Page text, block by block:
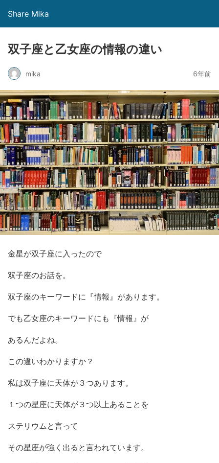
Share Mika
双子座と乙女座の情報の違い
mika 6年前
金星が双子座に入ったので
双子座のお話を。
双子座のキーワードに『情報』があります。
でも乙女座のキーワードにも『情報』が
あるんだよね。
この違いわかりますか？
私は双子座に天体が３つあります。
１つの星座に天体が３つ以上あることを
ステリウムと言って
その星座が強く出ると言われています。